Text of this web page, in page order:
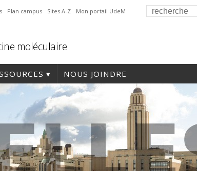
Plan campus Sites A-Z Mon portail UdeM
moléculaire
NOUS JOINDRE